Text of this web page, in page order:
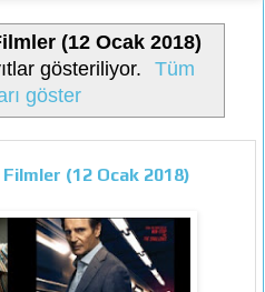
(12 Ocak 2018)
gösteriliyor.
Tüm
göster
(12 Ocak 2018)